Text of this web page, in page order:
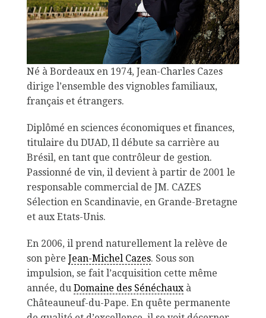
Né à Bordeaux en 1974, Jean-Charles Cazes
dirige l’ensemble des vignobles familiaux,
français et étrangers.
Diplômé en sciences économiques et finances,
titulaire du DUAD, Il débute sa carrière au
Brésil, en tant que contrôleur de gestion.
Passionné de vin, il devient à partir de 2001 le
responsable commercial de JM. CAZES
Sélection en Scandinavie, en Grande-Bretagne
et aux Etats-Unis.
En 2006, il prend naturellement la relève de
son père Jean-Michel Cazes. Sous son
impulsion, se fait l’acquisition cette même
année, du Domaine des Sénéchauxà
Châteauneuf-du-Pape. En quête permanente